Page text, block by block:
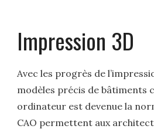
Impression 3D
Avec les progrès de
modèles précis de bâtiments
ordinateur est devenue la
CAO permettent aux